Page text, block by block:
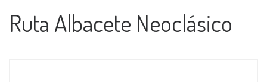
Ruta Albacete Neoclásico